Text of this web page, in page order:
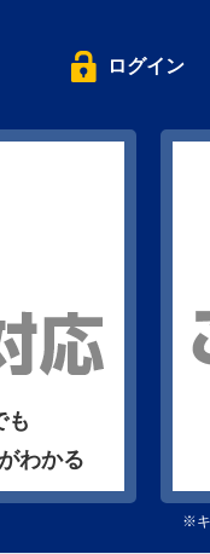
ログイン
も
わかる
※キ